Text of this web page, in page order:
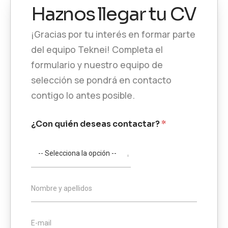
Haznos llegar tu CV
¡Gracias por tu interés en formar parte
del equipo Teknei! Completa el
formulario y nuestro equipo de
selección se pondrá en contacto
contigo lo antes posible.
¿Con quién deseas contactar?*
N
r
Nombre y apellidos
C
E-mail